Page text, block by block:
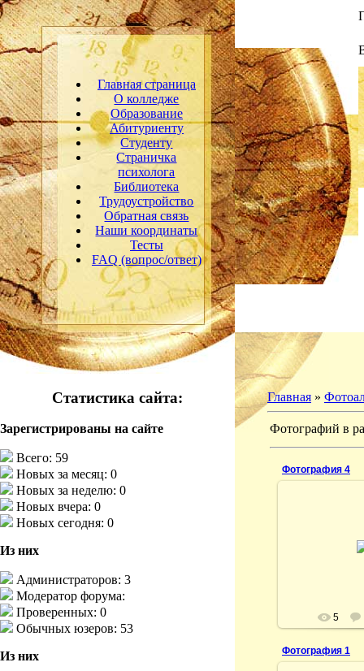
Главная страница
О колледже
Образование
Абитуриенту
Студенту
Страничка
психолога
Библиотека
Трудоустройство
Обратная связь
Наши координаты
Тесты
FAQ (вопрос/ответ)
Статистика сайта:
Зарегистрированы на сайте
Всего: 59
Новых за месяц: 0
Новых за неделю: 0
Новых вчера: 0
Новых сегодня: 0
Из них
Администраторов: 3
Модератор форума:
Проверенных: 0
Обычных юзеров: 53
Из них
Главная »
Фотографий в
Фотография 4
5
Фотография 1